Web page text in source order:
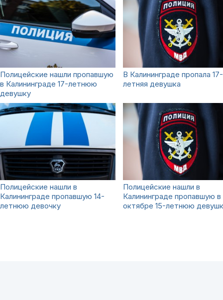
Полицейские нашли пропавшую
в Калининграде 17-летнюю
девушку
В Калининграде пропала 17-
летняя девушка
Полицейские нашли в
Калининграде пропавшую 14-
летнюю девочку
Полицейские нашли в
Калининграде пропавшую в
октябре 15-летнюю